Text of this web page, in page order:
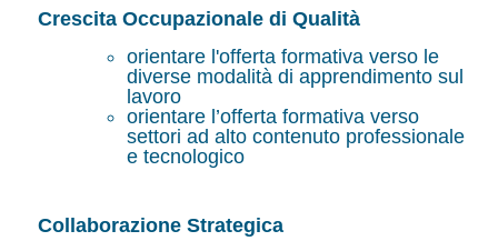
Crescita Occupazionale di Qualità
orientare l'offerta formativa verso le
diverse modalità di apprendimento sul
lavoro
orientare l’offerta formativa verso
settori ad alto contenuto professionale
e tecnologico
Collaborazione Strategica